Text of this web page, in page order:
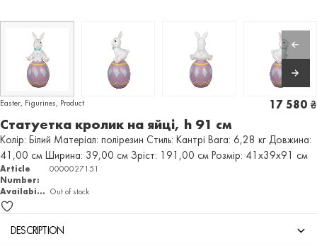
Easter, Figurines, Product
Статуетка кролик на яйці, h 91 см
17 580 ₴
Колір: Білий Матеріал: полірезин Стиль: Кантрі Вага: 6,28 кг Довжина:
41,00 см Ширина: 39,00 см Зріст: 191,00 см Розмір: 41х39х91 см
Article
Number:
0000027151
Availability Out of stock
DESCRIPTION